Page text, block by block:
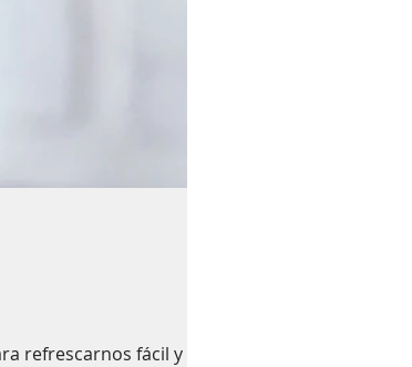
refrescarnos fácil y